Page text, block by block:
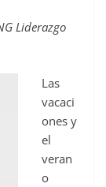
Liderazgo
Las
vacaci
ones y
el
veran
o